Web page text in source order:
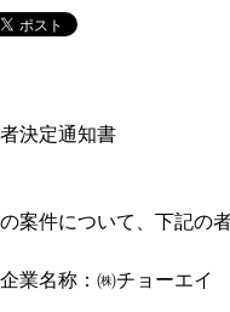
決定通知書
案件について、下記の
業名称：㈱チョーエイ